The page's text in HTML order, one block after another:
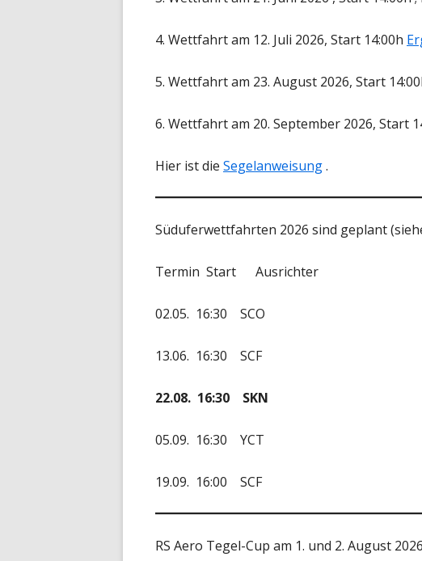
4. Wettfahrt am 12. Juli 2026, Start 14:00h
5. Wettfahrt am 23. August 2026, Start
6. Wettfahrt am 20. September 2026, Start
Hier ist die Segelanweisung.
Süduferwettfahrten 2026 sind geplant
Termin Start Ausrichter
02.05. 16:30 SCO
13.06. 16:30 SCF
22.08. 16:30 SKN
05.09. 16:30 YCT
19.09. 16:00 SCF
RS Aero Tegel-Cup am 1. und 2. August 2026